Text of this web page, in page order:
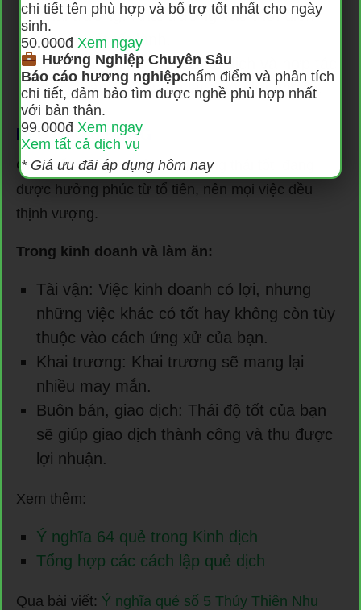
Khai trương: Khai trương vào thời điểm
này sẽ rất tốt lành.
Buôn bán, giao dịch: Giao dịch và hợp tác
chân thành sẽ mang lại nhiều lợi nhuận.
NẾU HÀO 6 ĐỘNG
Cho thấy bạn đang ở trong trạng thái tốt, đang
được hưởng phúc từ tổ tiên, nên mọi việc đều
thịnh vượng.
Trong kinh doanh và làm ăn:
Tài vận: Việc kinh doanh có lợi, nhưng
những việc khác có tốt hay không còn tùy
thuộc vào cách ứng xử của bạn.
Khai trương: Khai trương sẽ mang lại
nhiều may mắn.
Buôn bán, giao dịch: Thái độ tốt của bạn
sẽ giúp giao dịch thành công và thu được
lợi nhuận.
Xem thêm:
Ý nghĩa 64 quẻ trong Kinh dịch
Tổng hợp các cách lập quẻ dịch
Qua bài viết: Ý nghĩa quẻ số 5 Thủy Thiên Nhu
chi tiết tên phù hợp và bổ trợ tốt nhất cho ngày
sinh.
50.000đ Xem ngay
Hướng Nghiệp Chuyên Sâu
Báo cáo hương nghiệpchấm điểm và phân tích
chi tiết, đảm bảo tìm được nghề phù hợp nhất
với bản thân.
99.000đ Xem ngay
Xem tất cả dịch vụ
* Giá ưu đãi áp dụng hôm nay